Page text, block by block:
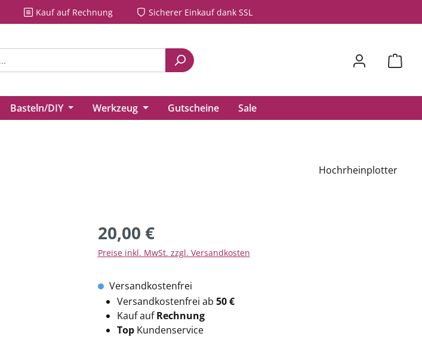
Kauf auf Rechnung Sicherer Einkauf dank SSL
Basteln/DIY Werkzeug Gutscheine Sale
Hochrheinplotter
20,00 €
Preise inkl. MwSt. zzgl. Versandkosten
Versandkostenfrei
Versandkostenfrei ab 50 €
Kauf aufRechnung
TopKundenservice